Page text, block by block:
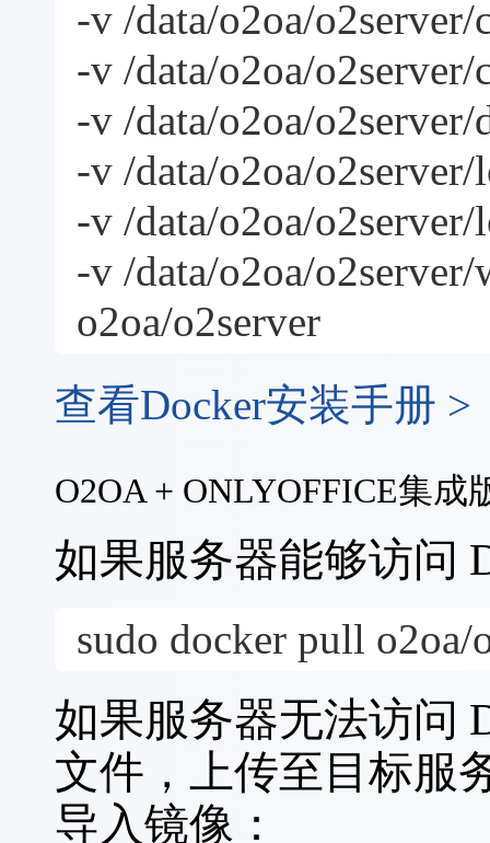
Windows版-O2OAV9.5.3
Windows (x86, 64-bit), ZIP Archive 2026-05-22
SHA256:
如何安装部署O2OA服务器？ >
2026-05-22
SHA256:
o2server-9.5.3-macosarm.zip
SHA256:
如何安装部署O2OA服务器？ >
-v /data/o2oa/
-v /data/o2oa/
-v /data/o2oa/
-v /data/o2oa/
-v /data/o2oa/
-v /data/o2oa/
o2oa/o2server
查看Docker安装手册 >
O2OA + ONLYOFFICE集成
如果服务器能够访问
sudo docker pull
如果服务器无法访问
文件，上传至目标服
导入镜像：